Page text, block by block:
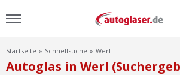
Startseite Schnellsuche Werl
Autoglas in Werl